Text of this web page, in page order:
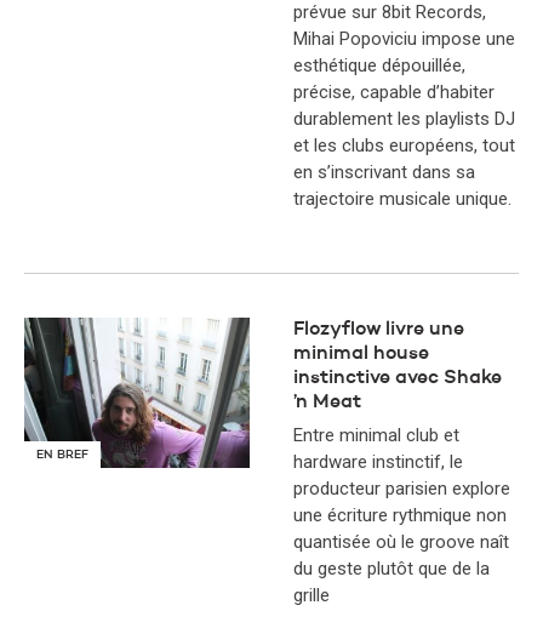
prévue sur 8bit Records,
Mihai Popoviciu impose une
esthétique dépouillée,
précise, capable d’habiter
durablement les playlists DJ
et les clubs européens, tout
en s’inscrivant dans sa
trajectoire musicale unique.
EN BREF
Flozyflow livre une
minimal house
instinctive avec Shake
’n Meat
Entre minimal club et
hardware instinctif, le
producteur parisien explore
une écriture rythmique non
quantisée où le groove naît
du geste plutôt que de la
grille